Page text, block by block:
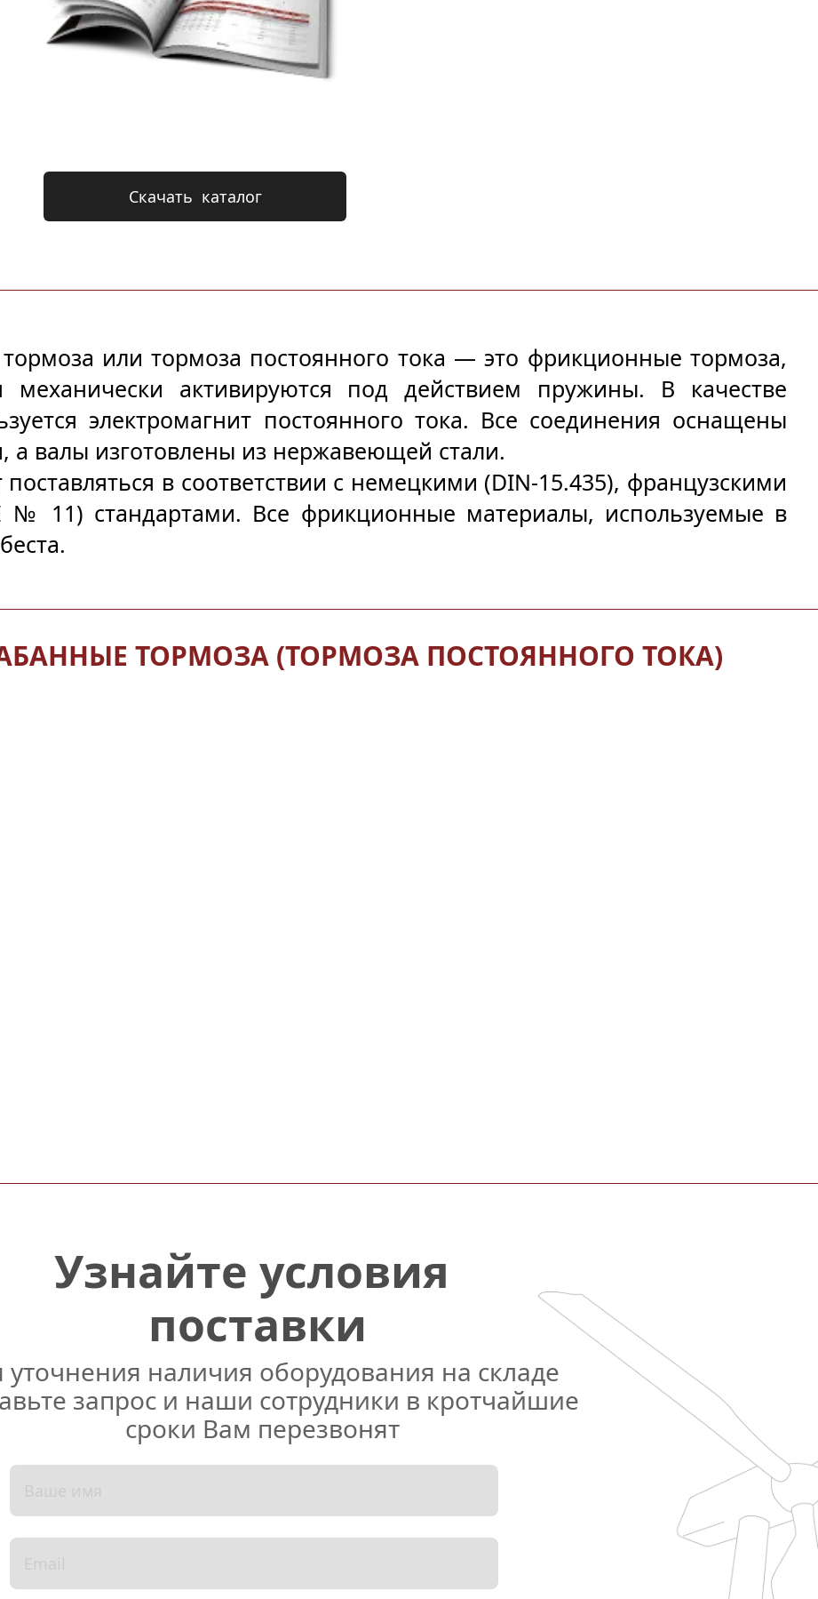
ТОРМОЗА (ТОРМОЗА ПОСТОЯННОГО ТОКА)
или тормоза постоянного тока — это фрикционные тормоза,
механически активируются под действием пружины. В качестве
электромагнит постоянного тока. Все соединения оснащены
валы изготовлены из нержавеющей стали.
в соответствии с немецкими (DIN-15.435), французскими
№ 11) стандартами. Все фрикционные материалы, используемые в
Скачать  каталог
Узнайте условия
поставки
уточнения наличия оборудования на складе
запрос и наши сотрудники в кротчайшие
сроки Вам перезвонят